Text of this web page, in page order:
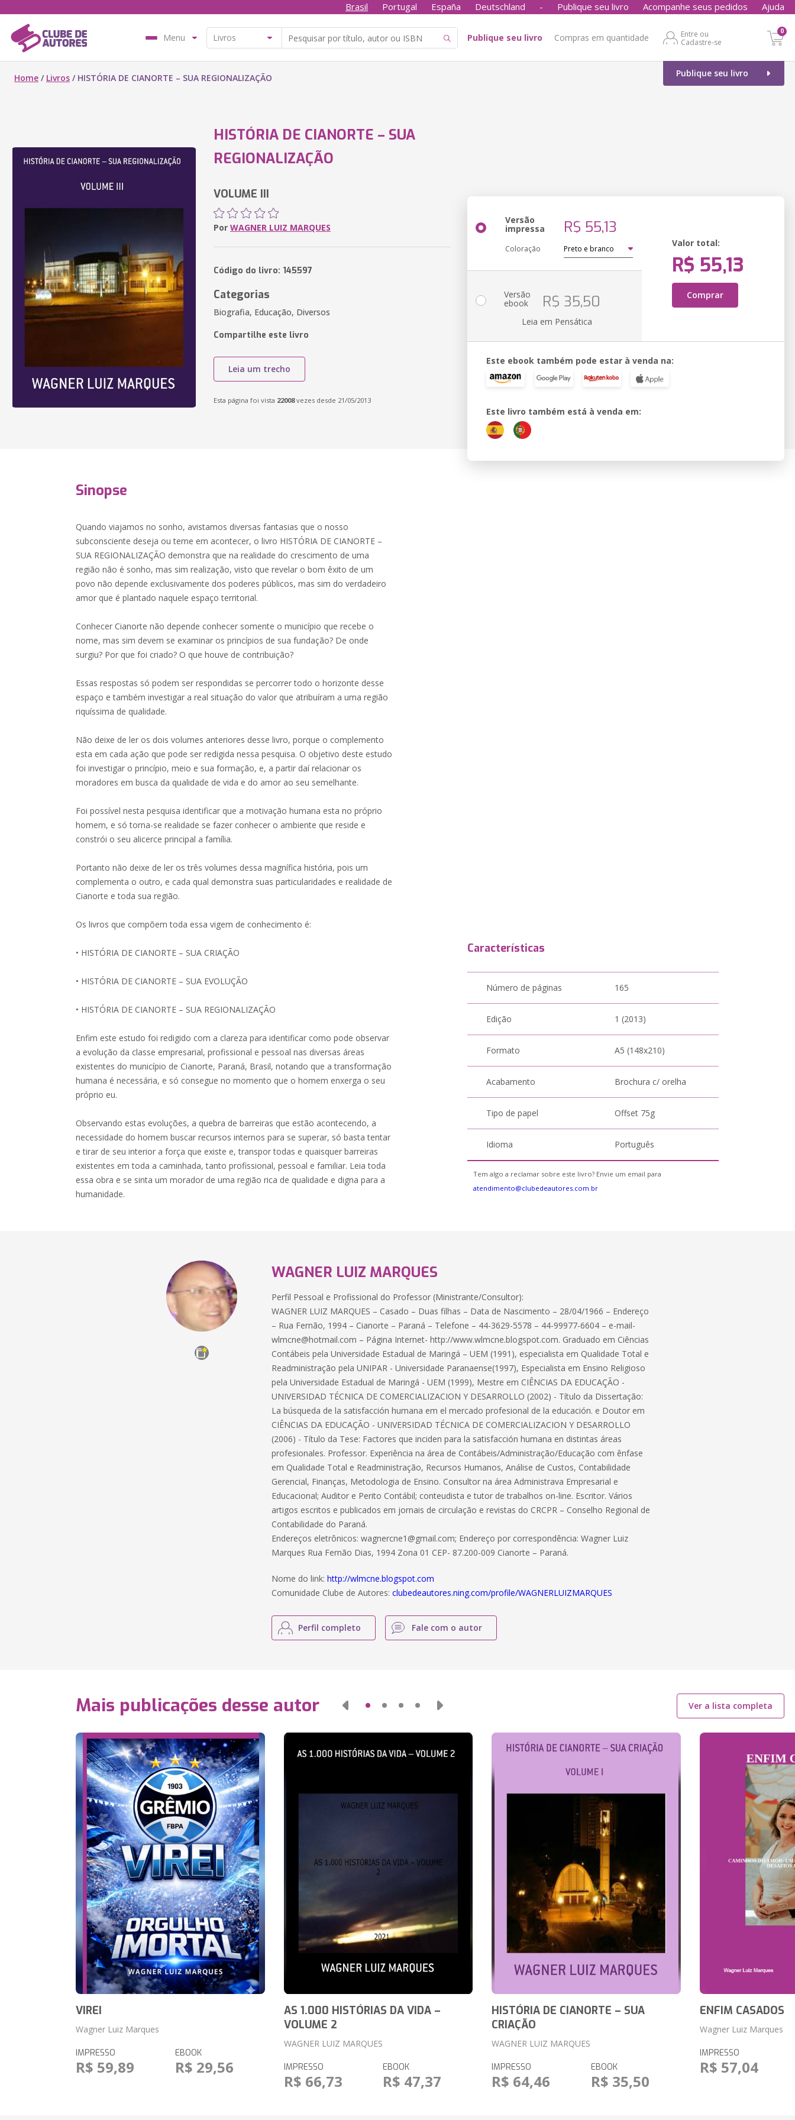
Brasil Portugal España Deutschland - Publique seu livro Acompanhe seus pedidos Ajuda
Menu Publique seu livro Compras em quantidade
Entre ou
Cadastre-se
0
Publique seu livro
Home / Livros / HISTÓRIA DE CIANORTE – SUA REGIONALIZAÇÃO
HISTÓRIA DE CIANORTE – SUA
REGIONALIZAÇÃO
VOLUME III
Por WAGNER LUIZ MARQUES
Código do livro: 145597
Categorias
Biografia, Educação, Diversos
Compartilhe este livro
Leia um trecho
Esta página foi vista 22008vezes desde 21/05/2013
Versão
impressa R$ 55,13
Coloração
Valor total:
R$ 55,13
Comprar
Versão
ebook R$ 35,50
Leia em Pensática
Este ebook também pode estar à venda na:
Este livro também está à venda em:
Sinopse
Quando viajamos no sonho, avistamos diversas fantasias que o nosso
subconsciente deseja ou teme em acontecer, o livro HISTÓRIA DE CIANORTE –
SUA REGIONALIZAÇÃO demonstra que na realidade do crescimento de uma
região não é sonho, mas sim realização, visto que revelar o bom êxito de um
povo não depende exclusivamente dos poderes públicos, mas sim do verdadeiro
amor que é plantado naquele espaço territorial.
Conhecer Cianorte não depende conhecer somente o município que recebe o
nome, mas sim devem se examinar os princípios de sua fundação? De onde
surgiu? Por que foi criado? O que houve de contribuição?
Essas respostas só podem ser respondidas se percorrer todo o horizonte desse
espaço e também investigar a real situação do valor que atribuíram a uma região
riquíssima de qualidade.
Não deixe de ler os dois volumes anteriores desse livro, porque o complemento
esta em cada ação que pode ser redigida nessa pesquisa. O objetivo deste estudo
foi investigar o princípio, meio e sua formação, e, a partir daí relacionar os
moradores em busca da qualidade de vida e do amor ao seu semelhante.
Foi possível nesta pesquisa identificar que a motivação humana esta no próprio
homem, e só torna-se realidade se fazer conhecer o ambiente que reside e
constrói o seu alicerce principal a família.
Portanto não deixe de ler os três volumes dessa magnífica história, pois um
complementa o outro, e cada qual demonstra suas particularidades e realidade de
Cianorte e toda sua região.
Os livros que compõem toda essa vigem de conhecimento é:
• HISTÓRIA DE CIANORTE – SUA CRIAÇÃO
• HISTÓRIA DE CIANORTE – SUA EVOLUÇÃO
• HISTÓRIA DE CIANORTE – SUA REGIONALIZAÇÃO
Enfim este estudo foi redigido com a clareza para identificar como pode observar
a evolução da classe empresarial, profissional e pessoal nas diversas áreas
existentes do município de Cianorte, Paraná, Brasil, notando que a transformação
humana é necessária, e só consegue no momento que o homem enxerga o seu
próprio eu.
Observando estas evoluções, a quebra de barreiras que estão acontecendo, a
necessidade do homem buscar recursos internos para se superar, só basta tentar
e tirar de seu interior a força que existe e, transpor todas e quaisquer barreiras
existentes em toda a caminhada, tanto profissional, pessoal e familiar. Leia toda
essa obra e se sinta um morador de uma região rica de qualidade e digna para a
humanidade.
Características
Número de páginas 165
Edição 1 (2013)
Formato A5 (148x210)
Acabamento Brochura c/ orelha
Tipo de papel Offset 75g
Idioma Português
Tem algo a reclamar sobre este livro? Envie um email para
atendimento@clubedeautores.com.br
WAGNER LUIZ MARQUES
Perfil Pessoal e Profissional do Professor (Ministrante/Consultor):
WAGNER LUIZ MARQUES – Casado – Duas filhas – Data de Nascimento – 28/04/1966 – Endereço
– Rua Fernão, 1994 – Cianorte – Paraná – Telefone – 44-3629-5578 – 44-99977-6604 – e-mail-
wlmcne@hotmail.com – Página Internet- http://www.wlmcne.blogspot.com. Graduado em Ciências
Contábeis pela Universidade Estadual de Maringá – UEM (1991), especialista em Qualidade Total e
Readministração pela UNIPAR - Universidade Paranaense(1997), Especialista em Ensino Religioso
pela Universidade Estadual de Maringá - UEM (1999), Mestre em CIÊNCIAS DA EDUCAÇÃO -
UNIVERSIDAD TÉCNICA DE COMERCIALIZACION Y DESARROLLO (2002) - Título da Dissertação:
La búsqueda de la satisfacción humana em el mercado profesional de la educación. e Doutor em
CIÊNCIAS DA EDUCAÇÃO - UNIVERSIDAD TÉCNICA DE COMERCIALIZACION Y DESARROLLO
(2006) - Título da Tese: Factores que inciden para la satisfacción humana en distintas áreas
profesionales. Professor. Experiência na área de Contábeis/Administração/Educação com ênfase
em Qualidade Total e Readministração, Recursos Humanos, Análise de Custos, Contabilidade
Gerencial, Finanças, Metodologia de Ensino. Consultor na área Administrava Empresarial e
Educacional; Auditor e Perito Contábil; conteudista e tutor de trabalhos on-line. Escritor. Vários
artigos escritos e publicados em jornais de circulação e revistas do CRCPR – Conselho Regional de
Contabilidade do Paraná.
Endereços eletrônicos: wagnercne1@gmail.com; Endereço por correspondência: Wagner Luiz
Marques Rua Fernão Dias, 1994 Zona 01 CEP- 87.200-009 Cianorte – Paraná.
Nome do link:http://wlmcne.blogspot.com
Comunidade Clube de Autores:clubedeautores.ning.com/profile/WAGNERLUIZMARQUES
Perfil completo Fale com o autor
Mais publicações desse autor Ver a lista completa
VIREI
Wagner Luiz Marques
IMPRESSO
R$ 59,89
EBOOK
R$ 29,56
AS 1.000 HISTÓRIAS DA VIDA –
VOLUME 2
WAGNER LUIZ MARQUES
IMPRESSO
R$ 66,73
EBOOK
R$ 47,37
HISTÓRIA DE CIANORTE – SUA
CRIAÇÃO
WAGNER LUIZ MARQUES
IMPRESSO
R$ 64,46
EBOOK
R$ 35,50
ENFIM CASADOS
Wagner Luiz Marques
IMPRESSO
R$ 57,04